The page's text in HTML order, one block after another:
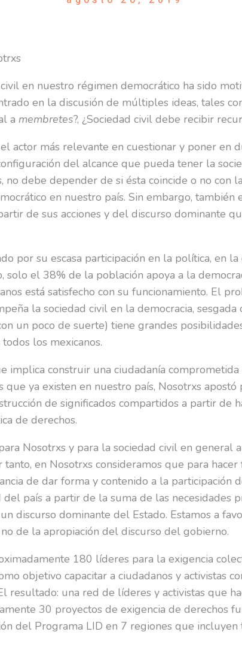
en nuestro régimen democrático ha sido
en la discusión de múltiples ideas, tales
a membretes?, ¿Sociedad civil debe recibir
actor más relevante en cuestionar y poner en
del alcance que pueda tener la
debe depender de si ésta coincide o no con
en nuestro país. Sin embargo,
de sus acciones y del discurso dominante
por su escasa participación en la política, en
el 38% de la población apoya a la
está satisfecho con su funcionamiento. El
la sociedad civil en la democracia,
un poco de suerte) tiene grandes
los mexicanos.
implica construir una ciudadanía
ya existen en nuestro país, Nosotrxs
de significados compartidos a partir de
de derechos.
Nosotrxs y para la sociedad civil en
en Nosotrxs consideramos que para
de dar forma y contenido a la participación
país a partir de la suma de las necesidades
discurso dominante del Estado. Estamos a
de la apropiación del discurso del gobierno.
180 líderes para la exigencia
objetivo capacitar a ciudadanos y activistas
resultado: una red de líderes y activistas que
30 proyectos de exigencia de derechos
del Programa LID en 7 regiones que